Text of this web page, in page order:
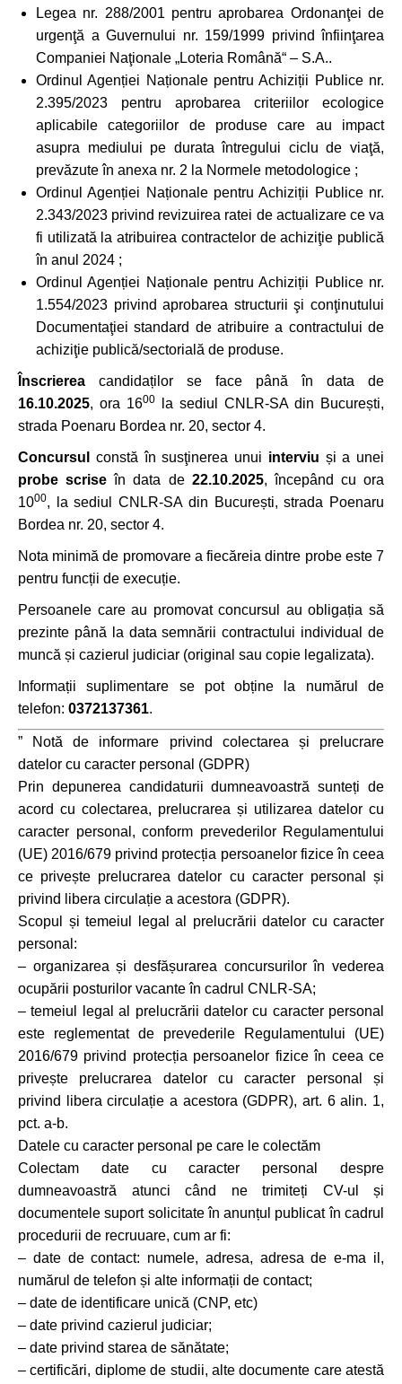
Legea nr. 288/2001 pentru aprobarea Ordonanţei de
urgenţă a Guvernului nr. 159/1999 privind înfiinţarea
Companiei Naţionale „Loteria Română“ – S.A..
Ordinul Agenției Naționale pentru Achiziții Publice nr.
2.395/2023 pentru aprobarea criteriilor ecologice
aplicabile categoriilor de produse care au impact
asupra mediului pe durata întregului ciclu de viaţă,
prevăzute în anexa nr. 2 la Normele metodologice ;
Ordinul Agenției Naționale pentru Achiziții Publice nr.
2.343/2023 privind revizuirea ratei de actualizare ce va
fi utilizată la atribuirea contractelor de achiziţie publică
în anul 2024 ;
Ordinul Agenției Naționale pentru Achiziții Publice nr.
1.554/2023 privind aprobarea structurii şi conţinutului
Documentaţiei standard de atribuire a contractului de
achiziţie publică/sectorială de produse.
Înscrierea candidaților se face până în data de
16.10.2025, ora 1600
la sediul CNLR-SA din București,
strada Poenaru Bordea nr. 20, sector 4.
Concursul constă în susţinerea unui interviu și a unei
probe scrise în data de 22.10.2025, începând cu ora
1000, la sediul CNLR-SA din București, strada Poenaru
Bordea nr. 20, sector 4.
Nota minimă de promovare a fiecăreia dintre probe este 7
pentru funcții de execuție.
Persoanele care au promovat concursul au obligația să
prezinte până la data semnării contractului individual de
muncă și cazierul judiciar (original sau copie legalizata).
Informații suplimentare se pot obține la numărul de
telefon: 0372137361.
” Notă de informare privind colectarea și prelucrare
datelor cu caracter personal (GDPR)
Prin depunerea candidaturii dumneavoastră sunteți de
acord cu colectarea, prelucrarea și utilizarea datelor cu
caracter personal, conform prevederilor Regulamentului
(UE) 2016/679 privind protecția persoanelor fizice în ceea
ce privește prelucrarea datelor cu caracter personal și
privind libera circulație a acestora (GDPR).
Scopul și temeiul legal al prelucrării datelor cu caracter
personal:
– organizarea și desfășurarea concursurilor în vederea
ocupării posturilor vacante în cadrul CNLR-SA;
– temeiul legal al prelucrării datelor cu caracter personal
este reglementat de prevederile Regulamentului (UE)
2016/679 privind protecția persoanelor fizice în ceea ce
privește prelucrarea datelor cu caracter personal și
privind libera circulație a acestora (GDPR), art. 6 alin. 1,
pct. a-b.
Datele cu caracter personal pe care le colectăm
Colectam date cu caracter personal despre
dumneavoastră atunci când ne trimiteți CV-ul și
documentele suport solicitate în anunțul publicat în cadrul
procedurii de recruuare, cum ar fi:
– date de contact: numele, adresa, adresa de e-ma il,
numărul de telefon și alte informații de contact;
– date de identificare unică (CNP, etc)
– date privind cazierul judiciar;
– date privind starea de sănătate;
– certificări, diplome de studii, alte documente care atestă